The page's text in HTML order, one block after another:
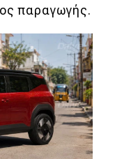
παραγωγής.